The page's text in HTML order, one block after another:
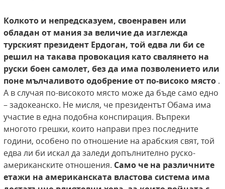
Колкото и непредсказуем, своенравен или
обладан от мания за величие да изглежда
турският президент Ердоган, той едва ли би се
решил на такава провокация като свалянето на
руски боен самолет, без да има позволението или
поне мълчаливото одобрение от по-високо място .
А в случая по-високото място може да бъде само едно
– задокеанско. Не мисля, че президентът Обама има
участие в една подобна конспирация. Въпреки
многото грешки, които направи през последните
години, особено по отношение на арабския свят, той
едва ли би искал да заледи допълнително руско-
американските отношения. Само че на различните
етажи на американската властова система има